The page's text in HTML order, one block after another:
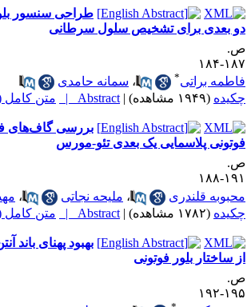
طراحی سنسور بلور
بعدی برای تشخیص سلول سرطانی
۱۸۴
براتی
،سمانه حامدی
(۱۹۴۹ مشاهده) |
Abstract | متن کامل (PDF)
بررسی گاف‌های
پلاسمایی یک بعدی تئو-مورس
۱۸۸
قلندری
،ملیحه نجاتی ،
(۱۷۸۲ مشاهده) |
Abstract | متن کامل (PDF)
بهبود پهنای باند
ساختار بلور فوتونی
۱۹۲